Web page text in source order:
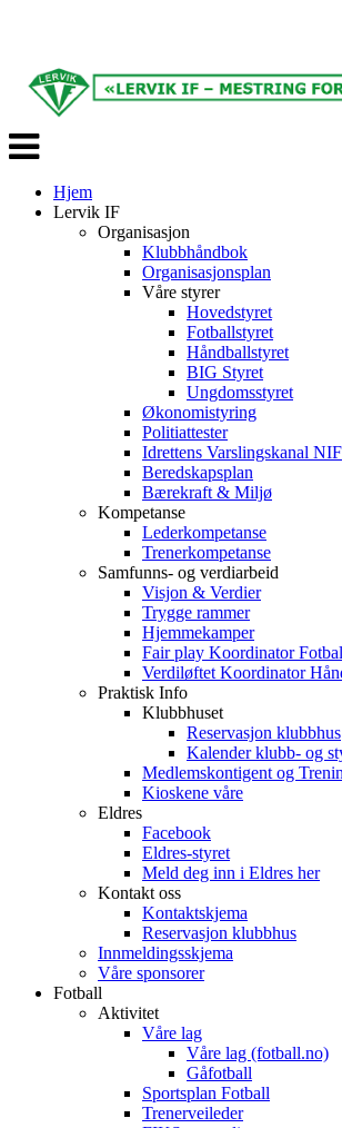
Veksle
navigasjon
Hjem
Lervik IF
Organisasjon
Klubbhåndbok
Organisasjonsplan
Våre styrer
Hovedstyret
Fotballstyret
Håndballstyret
BIG Styret
Ungdomsstyret
Økonomistyring
Politiattester
Idrettens Varslingskanal NIF
Beredskapsplan
Bærekraft & Miljø
Kompetanse
Lederkompetanse
Trenerkompetanse
Samfunns- og verdiarbeid
Visjon & Verdier
Trygge rammer
Hjemmekamper
Fair play Koordinator
Verdiløftet Koordinator
Praktisk Info
Klubbhuset
Reservasjon klubbhus
Kalender klubb- og
Medlemskontigent og
Kioskene våre
Eldres
Facebook
Eldres-styret
Meld deg inn i Eldres her
Kontakt oss
Kontaktskjema
Reservasjon klubbhus
Innmeldingsskjema
Våre sponsorer
Fotball
Aktivitet
Våre lag
Våre lag (fotball.no)
Gåfotball
Sportsplan Fotball
Trenerveileder